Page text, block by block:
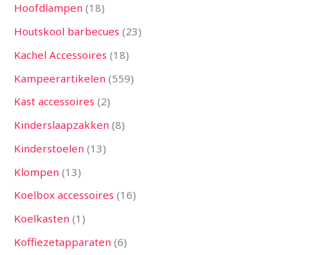
Hoofdlampen 18
Houtskool barbecues 23
Kachel Accessoires 18
Kampeerartikelen 559
Kast accessoires 2
Kinderslaapzakken 8
Kinderstoelen 13
Klompen 13
Koelbox accessoires 16
Koelkasten 1
Koffiezetapparaten 6